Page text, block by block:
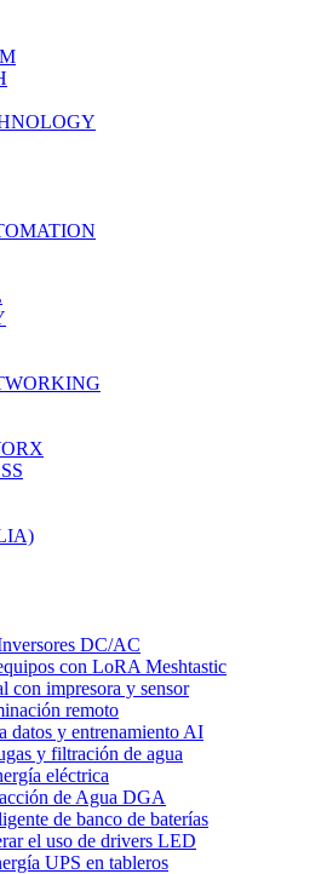
DC/AC
con LoRA Meshtastic
con impresora y sensor
remoto
datos y entrenamiento AI
y filtración de agua
eléctrica
de Agua DGA
de banco de baterías
el uso de drivers LED
UPS en tableros